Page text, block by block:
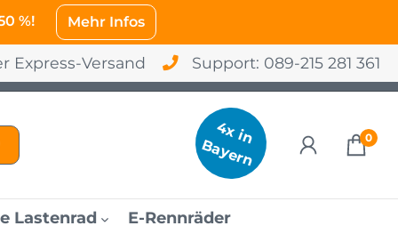
%! Mehr Infos
Express-Versand Support: 089-215 281 361
4
x
in
B
a
y
e
r
n 0
Lastenrad
E-Rennräder